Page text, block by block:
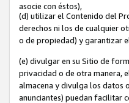
asocie con éstos),
(d) utilizar el Contenido del
derechos ni los de cualquier
o de propiedad) y garantizar
(e) divulgar en su Sitio de
privacidad o de otra manera,
almacena y divulga los datos
anunciantes) puedan facilitar